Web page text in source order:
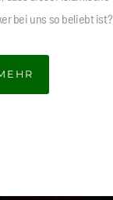
bei uns so beliebt ist?